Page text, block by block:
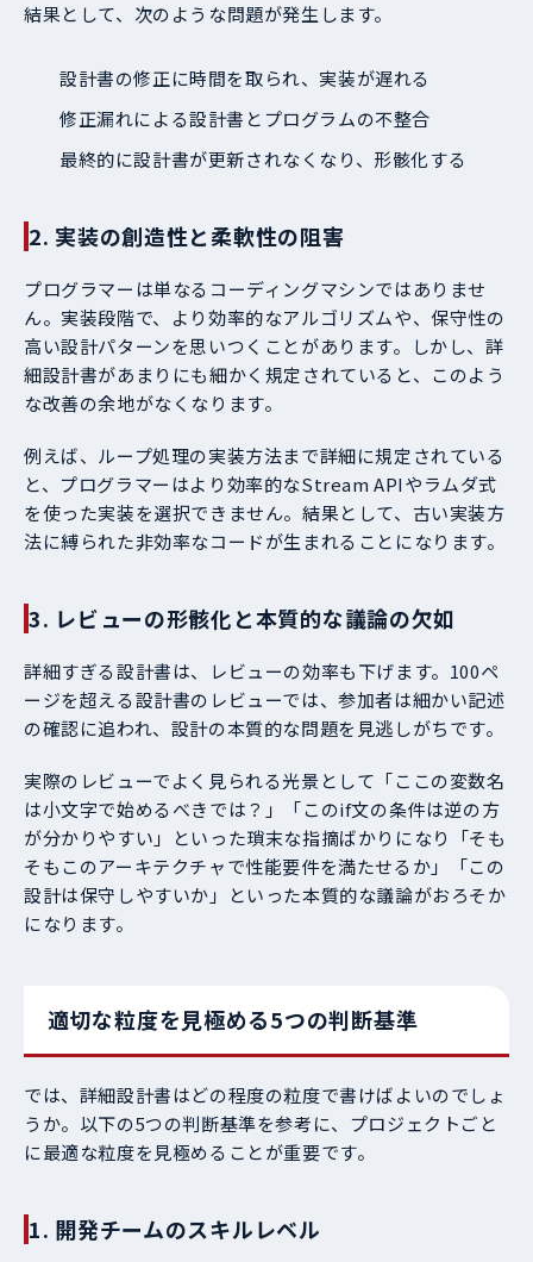
結果として、次のような問題が発生します。
設計書の修正に時間を取られ、実装が遅れる
修正漏れによる設計書とプログラムの不整合
最終的に設計書が更新されなくなり、形骸化する
2. 実装の創造性と柔軟性の阻害
プログラマーは単なるコーディングマシンではありませ
ん。実装段階で、より効率的なアルゴリズムや、保守性の
高い設計パターンを思いつくことがあります。しかし、詳
細設計書があまりにも細かく規定されていると、このよう
な改善の余地がなくなります。
例えば、ループ処理の実装方法まで詳細に規定されている
と、プログラマーはより効率的なStream APIやラムダ式
を使った実装を選択できません。結果として、古い実装方
法に縛られた非効率なコードが生まれることになります。
3. レビューの形骸化と本質的な議論の欠如
詳細すぎる設計書は、レビューの効率も下げます。100ペ
ージを超える設計書のレビューでは、参加者は細かい記述
の確認に追われ、設計の本質的な問題を見逃しがちです。
実際のレビューでよく見られる光景として「ここの変数名
は小文字で始めるべきでは？」「このif文の条件は逆の方
が分かりやすい」といった瑣末な指摘ばかりになり「そも
そもこのアーキテクチャで性能要件を満たせるか」「この
設計は保守しやすいか」といった本質的な議論がおろそか
になります。
適切な粒度を見極める5つの判断基準
では、詳細設計書はどの程度の粒度で書けばよいのでしょ
うか。以下の5つの判断基準を参考に、プロジェクトごと
に最適な粒度を見極めることが重要です。
1. 開発チームのスキルレベル